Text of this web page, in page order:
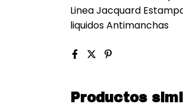
Linea Jacquard
liquidos Antimanchas
Productos